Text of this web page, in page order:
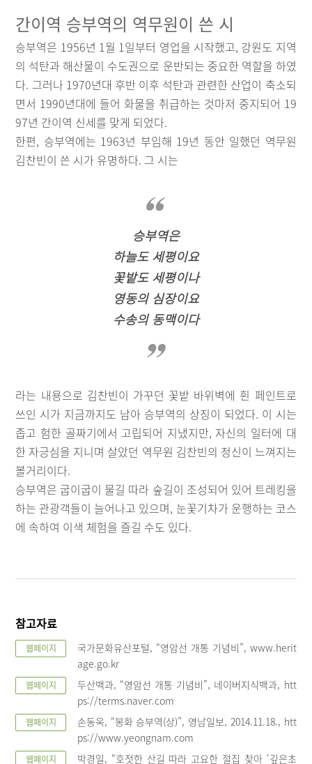
간이역 승부역의 역무원이 쓴 시
승부역은 1956년 1월 1일부터 영업을 시작했고, 강원도 지역
의 석탄과 해산물이 수도권으로 운반되는 중요한 역할을 하였
다. 그러나 1970년대 후반 이후 석탄과 관련한 산업이 축소되
면서 1990년대에 들어 화물을 취급하는 것마저 중지되어 19
97년 간이역 신세를 맞게 되었다.
한편, 승부역에는 1963년 부임해 19년 동안 일했던 역무원
김찬빈이 쓴 시가 유명하다. 그 시는
승부역은
하늘도 세평이요
꽃밭도 세평이나
영동의 심장이요
수송의 동맥이다
라는 내용으로 김찬빈이 가꾸던 꽃밭 바위벽에 흰 페인트로
쓰인 시가 지금까지도 남아 승부역의 상징이 되었다. 이 시는
좁고 험한 골짜기에서 고립되어 지냈지만, 자신의 일터에 대
한 자긍심을 지니며 살았던 역무원 김찬빈의 정신이 느껴지는
볼거리이다.
승부역은 굽이굽이 물길 따라 숲길이 조성되어 있어 트레킹을
하는 관광객들이 늘어나고 있으며, 눈꽃기차가 운행하는 코스
에 속하여 이색 체험을 즐길 수도 있다.
참고자료
웹페이지
국가문화유산포털, “영암선 개통 기념비”, www.herit
age.go.kr
웹페이지
두산백과, “영암선 개통 기념비”, 네이버지식백과, htt
ps://terms.naver.com
웹페이지
손동욱, “봉화 승부역(상)”, 영남일보, 2014.11.18., htt
ps://www.yeongnam.com
웹페이지 박경일, “호젓한 산길 따라 고요한 절집 찾아 ‘깊은초